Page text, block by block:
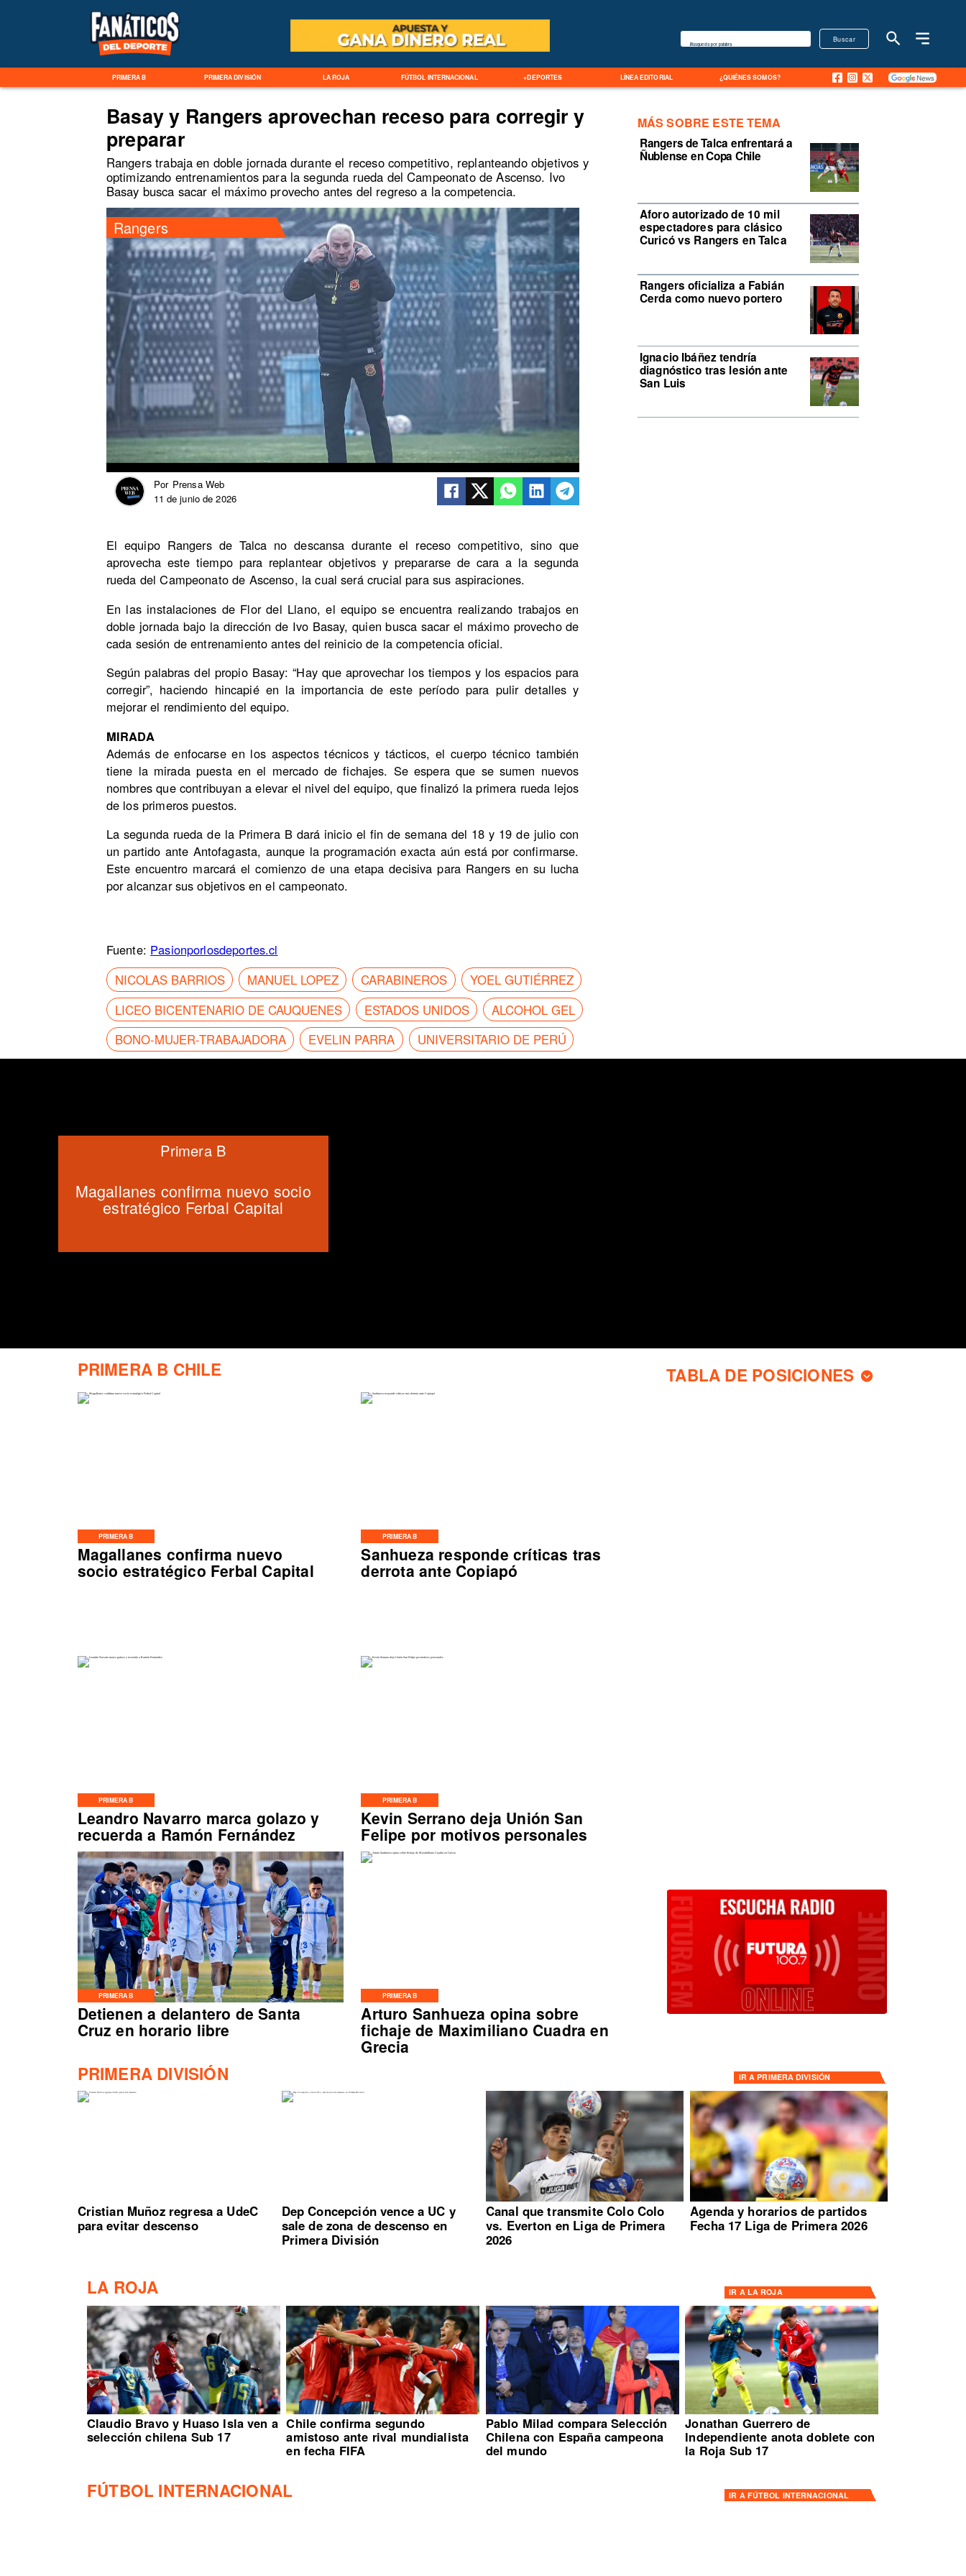
PRIMERA B PRIMERA DIVISIÓN LA ROJA FÚTBOL INTERNACIONAL +DEPORTES LÍNEA EDITORIAL ¿QUIÉNES SOMOS?
Buscar
Búsqueda por palabra
Rangers
Prensa Web
Por
11 de junio de 2026
Rangers de Talca enfrentará a
Ñublense en Copa Chile
Aforo autorizado de 10 mil
espectadores para clásico
Curicó vs Rangers en Talca
Rangers oficializa a Fabián
Cerda como nuevo portero
Ignacio Ibáñez tendría
diagnóstico tras lesión ante
San Luis
MÁS SOBRE ESTE TEMA
Basay y Rangers aprovechan receso para corregir y
preparar
Rangers trabaja en doble jornada durante el receso competitivo, replanteando objetivos y
optimizando entrenamientos para la segunda rueda del Campeonato de Ascenso. Ivo
Basay busca sacar el máximo provecho antes del regreso a la competencia.
El equipo Rangers de Talca no descansa durante el receso competitivo, sino que
aprovecha este tiempo para replantear objetivos y prepararse de cara a la segunda
rueda del Campeonato de Ascenso, la cual será crucial para sus aspiraciones.
En las instalaciones de Flor del Llano, el equipo se encuentra realizando trabajos en
doble jornada bajo la dirección de Ivo Basay, quien busca sacar el máximo provecho de
cada sesión de entrenamiento antes del reinicio de la competencia oficial.
Según palabras del propio Basay: “Hay que aprovechar los tiempos y los espacios para
corregir”, haciendo hincapié en la importancia de este período para pulir detalles y
mejorar el rendimiento del equipo.
MIRADA
Además de enfocarse en los aspectos técnicos y tácticos, el cuerpo técnico también
tiene la mirada puesta en el mercado de fichajes. Se espera que se sumen nuevos
nombres que contribuyan a elevar el nivel del equipo, que finalizó la primera rueda lejos
de los primeros puestos.
La segunda rueda de la Primera B dará inicio el fin de semana del 18 y 19 de julio con
un partido ante Antofagasta, aunque la programación exacta aún está por confirmarse.
Este encuentro marcará el comienzo de una etapa decisiva para Rangers en su lucha
por alcanzar sus objetivos en el campeonato.
Fuente: Pasionporlosdeportes.cl
NICOLAS BARRIOS
MANUEL LOPEZ CARABINEROS
YOEL GUTIÉRREZ
LICEO BICENTENARIO DE CAUQUENES
ESTADOS UNIDOS
ALCOHOL GEL
BONO-MUJER-TRABAJADORA
EVELIN PARRA UNIVERSITARIO DE PERÚ
PRIMERA B
Magallanes confirma nuevo
socio estratégico Ferbal Capital
PRIMERA B
Sanhueza responde críticas tras
derrota ante Copiapó
PRIMERA B
Leandro Navarro marca golazo y
recuerda a Ramón Fernández
PRIMERA B
Kevin Serrano deja Unión San
Felipe por motivos personales
Magallanes confirma nuevo socio
estratégico Ferbal Capital
Primera B
PRIMERA B CHILE TABLA DE POSICIONES
PRIMERA B
Detienen a delantero de Santa
Cruz en horario libre
PRIMERA B
Arturo Sanhueza opina sobre
fichaje de Maximiliano Cuadra en
Grecia
PRIMERA DIVISIÓN IR A PRIMERA DIVISIÓN
Cristian Muñoz regresa a UdeC
para evitar descenso
Dep Concepción vence a UC y
sale de zona de descenso en
Primera División
Canal que transmite Colo Colo
vs. Everton en Liga de Primera
2026
Agenda y horarios de partidos
Fecha 17 Liga de Primera 2026
LA ROJA IR A LA ROJA
Claudio Bravo y Huaso Isla ven a
selección chilena Sub 17
Chile confirma segundo
amistoso ante rival mundialista
en fecha FIFA
Pablo Milad compara Selección
Chilena con España campeona
del mundo
Jonathan Guerrero de
Independiente anota doblete con
la Roja Sub 17
FÚTBOL INTERNACIONAL IR A FÚTBOL INTERNACIONAL